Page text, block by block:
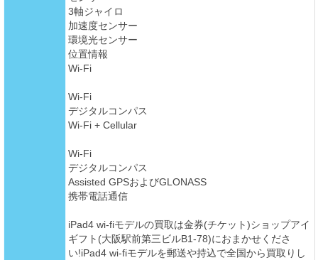
3軸ジャイロ
加速度センサー
環境光センサー
位置情報
Wi-Fi
Wi-Fi
デジタルコンパス
Wi-Fi + Cellular
Wi-Fi
デジタルコンパス
Assisted GPSおよびGLONASS
携帯電話通信
iPad4 wi-fiモデルの買取は金券(チケット)ショップアイ
ギフト(大阪駅前第三ビルB1-78)におまかせくださ
い!iPad4 wi-fiモデルを郵送や持込で全国から買取りし